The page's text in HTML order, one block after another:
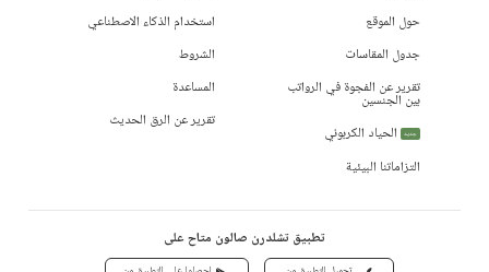
حول الموقع
جدول المقاسات
تقرير عن الفجوة في الرواتب
بين الجنسين
جديد
الحياد الكربوني
التزاماتنا البيئية
استخدام الذكاء الاصطناعي
الشروط
المساعدة
تقرير عن الرق الحديث
تطبيق تشلدرن صالون متاح على